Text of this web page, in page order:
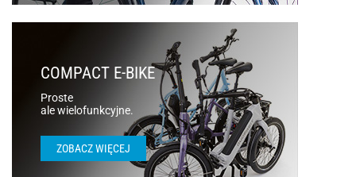
COMPACT E-BIKE
Proste
ale wielofunkcyjne.
ZOBACZ WIĘCEJ